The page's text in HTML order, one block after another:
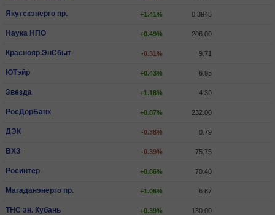
Якутскэнерго пр. +1.41% 0.3945
Наука НПО +0.49% 206.00
Краснояр.ЭнСбыт -0.31% 9.71
ЮТэйр +0.43% 6.95
Звезда +1.18% 4.30
РосДорБанк +0.87% 232.00
ДЭК -0.38% 0.79
ВХЗ -0.39% 75.75
Росинтер +0.86% 70.40
Магаданэнерго пр. +1.06% 6.67
ТНС эн. Кубань +0.39% 130.00